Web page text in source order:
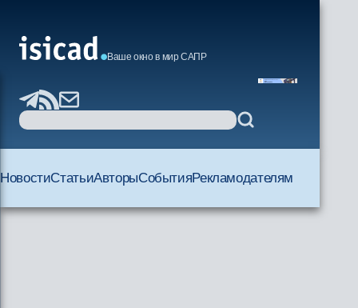
Ваше окно в мир САПР
НовостиСтатьиАвторыСобытияРекламодателям